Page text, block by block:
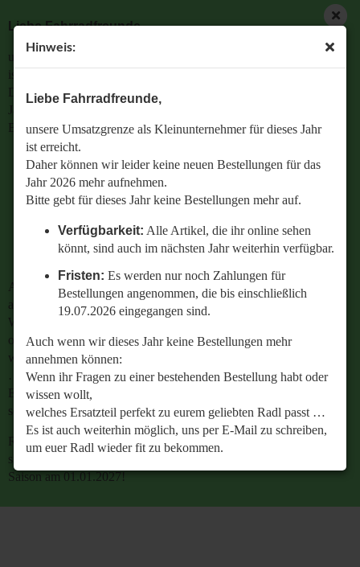
Hinweis:
Liebe Fahrradfreunde,
unsere Umsatzgrenze als Kleinunternehmer für dieses Jahr
ist erreicht.
Daher können wir leider keine neuen Bestellungen für das
Jahr 2026 mehr aufnehmen.
Bitte gebt für dieses Jahr keine Bestellungen mehr auf.
Verfügbarkeit: Alle Artikel, die ihr online sehen
könnt, sind auch im nächsten Jahr weiterhin verfügbar.
Fristen: Es werden nur noch Zahlungen für
Bestellungen angenommen, die bis einschließlich
19.07.2026 eingegangen sind.
Auch wenn wir dieses Jahr keine Bestellungen mehr
annehmen können:
Wenn ihr Fragen zu einer bestehenden Bestellung habt oder
wissen wollt,
welches Ersatzteil perfekt zu eurem geliebten Radl passt …
Es ist auch weiterhin möglich, uns per E-Mail zu schreiben,
um euer Radl wieder fit zu bekommen.
Retrobike wünscht euch eine gesunde Radlzeit und freut
Liebe Fahrradfreunde,
unsere Umsatzgrenze als Kleinunternehmer für dieses Jahr
ist erreicht.
Daher können wir leider keine neuen Bestellungen für das
Jahr 2026 mehr aufnehmen.
Bitte gebt für dieses Jahr keine Bestellungen mehr auf.
Verfügbarkeit: Alle Artikel, die ihr online sehen
könnt, sind auch im nächsten Jahr weiterhin
verfügbar.
Bestellungen angenommen, die bis einschließlich
19.07.2026 eingegangen sind.
Auch wenn wir dieses Jahr keine Bestellungen mehr
annehmen können:
Wenn ihr Fragen zu einer bestehenden Bestellung habt
oder wissen wollt,
welches Ersatzteil perfekt zu eurem geliebten Radl passt
…
Es ist auch weiterhin möglich, uns per E-Mail zu
schreiben, um euer Radl wieder fit zu bekommen.
Retrobike wünscht euch eine gesunde Radlzeit und freut
sich schon jetzt auf den gemeinsamen Start in die neue
Saison am 01.01.2027!